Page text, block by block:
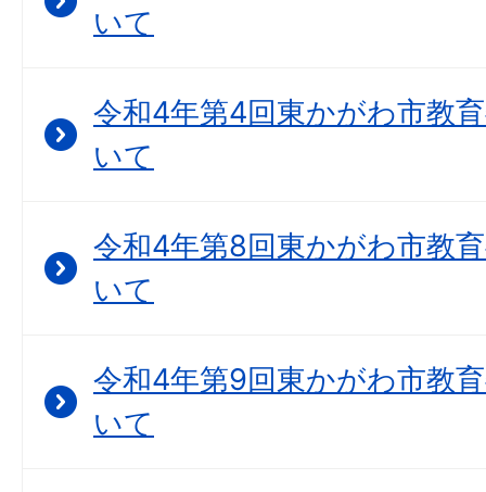
いて
令和4年第4回東かがわ市教
いて
令和4年第8回東かがわ市教
いて
令和4年第9回東かがわ市教
いて